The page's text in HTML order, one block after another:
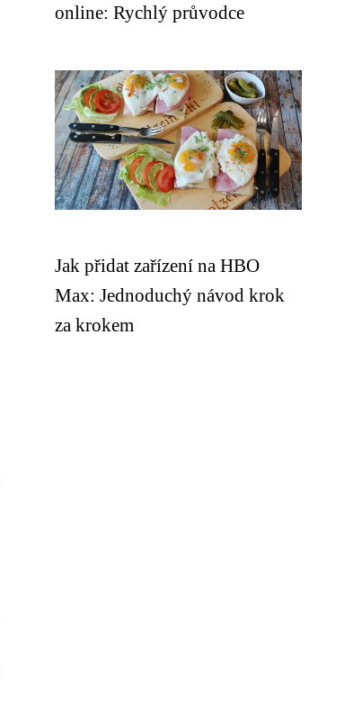
online: Rychlý průvodce
Jak přidat zařízení na HBO
Max: Jednoduchý návod krok
za krokem